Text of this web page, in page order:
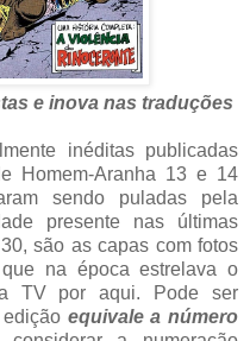
e inova nas traduções
inéditas publicadas
Homem-Aranha 13 e 14
sendo puladas pela
presente nas últimas
são as capas com fotos
na época estrelava o
TV por aqui. Pode ser
equivale a número